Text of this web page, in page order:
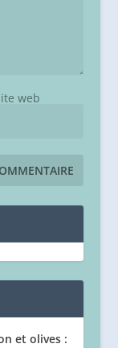
web
et olives :